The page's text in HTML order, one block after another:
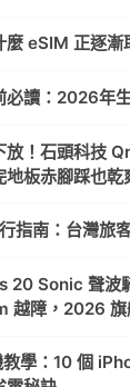
麼 eSIM 正逐漸
必讀：2026年
放！石頭科技
地板赤腳踩也乾
指南：台灣旅
20 Sonic 聲波
越障，2026 旗
學：10 個